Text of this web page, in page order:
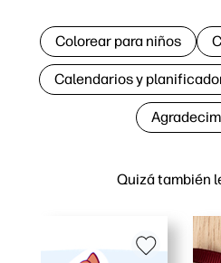
Quizá también
Colorear para niños
Calendarios y